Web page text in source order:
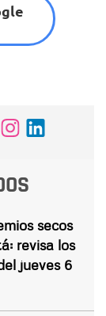
secos
revisa los
jueves 6